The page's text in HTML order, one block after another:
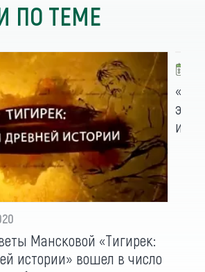
ПО ТЕМЕ
Мансковой «Тигирек:
истории» вошел в число
и